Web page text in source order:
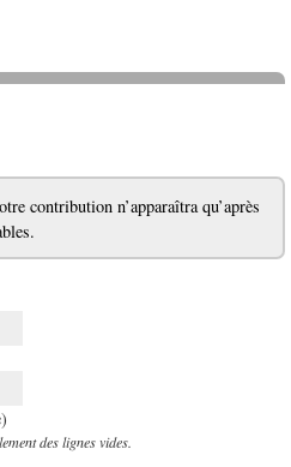
contribution n’apparaîtra qu’après
des lignes vides.